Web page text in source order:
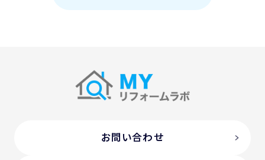
お問い合わせ